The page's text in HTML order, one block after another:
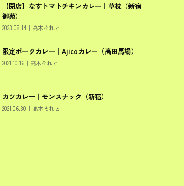
新宿区
【閉店】なすトマトチキンカレー｜草枕（新宿
御苑）
2023.08.14 ｜ 高木それと
新宿区
限定ポークカレー｜Ajicoカレー（高田馬場）
2021.10.16 ｜ 高木それと
新宿区
カツカレー｜モンスナック（新宿）
2021.06.30 ｜ 高木それと